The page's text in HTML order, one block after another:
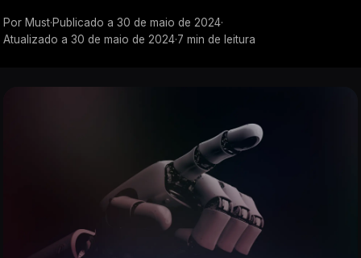
Por Must·Publicado a 30 de maio de 2024·
Atualizado a 30 de maio de 2024·7 min de leitura